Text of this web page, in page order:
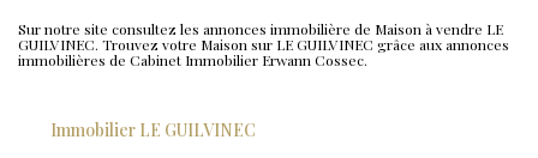
Nos Actualités
CONTACT
Créer une alerte
Sur notre site consultez les annonces immobilière de Maison à vendre LE
GUILVINEC. Trouvez votre Maison sur LE GUILVINEC grâce aux annonces
immobilières de Cabinet Immobilier Erwann Cossec.
Immobilier LE GUILVINEC